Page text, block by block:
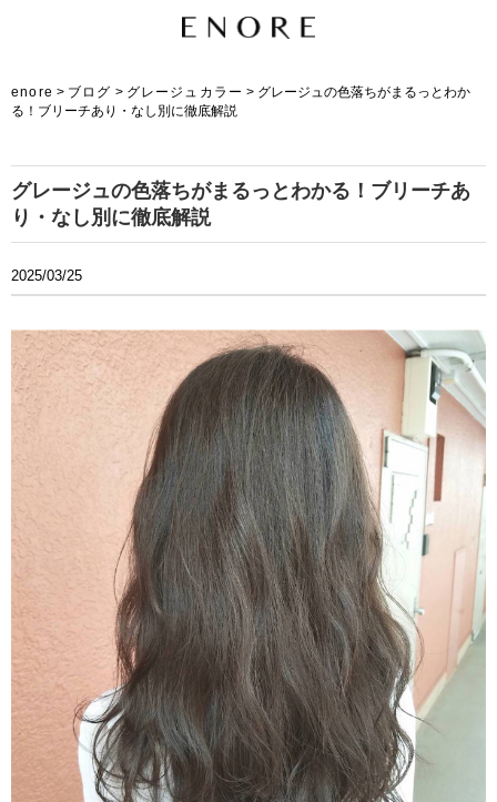
enore > ブログ > グレージュカラー > グレージュの色落ちがまるっとわか
る！ブリーチあり・なし別に徹底解説
グレージュの色落ちがまるっとわかる！ブリーチあ
り・なし別に徹底解説
2025/03/25